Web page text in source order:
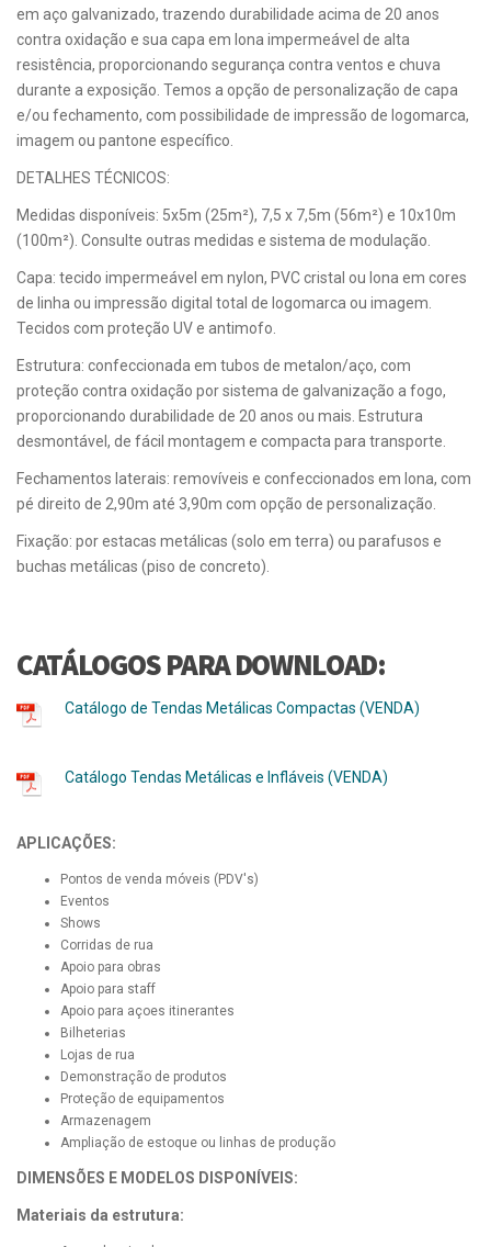
em aço galvanizado, trazendo durabilidade acima de 20 anos
contra oxidação e sua capa em lona impermeável de alta
resistência, proporcionando segurança contra ventos e chuva
durante a exposição. Temos a opção de personalização de capa
e/ou fechamento, com possibilidade de impressão de logomarca,
imagem ou pantone específico.
DETALHES TÉCNICOS:
Medidas disponíveis: 5x5m (25m²), 7,5 x 7,5m (56m²) e 10x10m
(100m²). Consulte outras medidas e sistema de modulação.
Capa: tecido impermeável em nylon, PVC cristal ou lona em cores
de linha ou impressão digital total de logomarca ou imagem.
Tecidos com proteção UV e antimofo.
Estrutura: confeccionada em tubos de metalon/aço, com
proteção contra oxidação por sistema de galvanização a fogo,
proporcionando durabilidade de 20 anos ou mais. Estrutura
desmontável, de fácil montagem e compacta para transporte.
Fechamentos laterais: removíveis e confeccionados em lona, com
pé direito de 2,90m até 3,90m com opção de personalização.
Fixação: por estacas metálicas (solo em terra) ou parafusos e
buchas metálicas (piso de concreto).
CATÁLOGOS PARA DOWNLOAD:
Catálogo de Tendas Metálicas Compactas (VENDA)
Catálogo Tendas Metálicas e Infláveis (VENDA)
APLICAÇÕES:
Pontos de venda móveis (PDV's)
Eventos
Shows
Corridas de rua
Apoio para obras
Apoio para staff
Apoio para açoes itinerantes
Bilheterias
Lojas de rua
Demonstração de produtos
Proteção de equipamentos
Armazenagem
Ampliação de estoque ou linhas de produção
DIMENSÕES E MODELOS DISPONÍVEIS:
Materiais da estrutura: